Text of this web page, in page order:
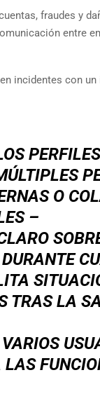
fraudes y
entre
incidentes con
O
–
TRAS LA